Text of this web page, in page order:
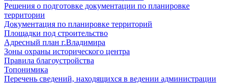
Решения о подготовке документации по планировке
территории
Документация по планировке территорий
Площадки под строительство
Адресный план г.Владимира
Зоны охраны исторического центра
Правила благоустройства
Топонимика
Перечень сведений, находящихся в ведении администрации